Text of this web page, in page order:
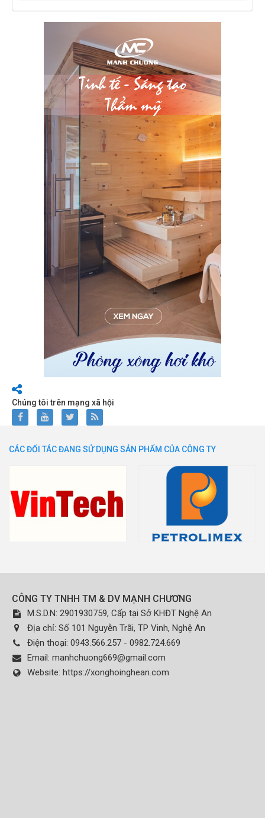
Chúng tôi trên mạng xã hội
CÁC ĐỐI TÁC ĐANG SỬ DỤNG SẢN PHẨM CỦA CÔNG TY
CÔNG TY TNHH TM & DV MẠNH CHƯƠNG
M.S.D.N: 2901930759, Cấp tại Sở KHĐT Nghệ An
Địa chỉ: Số 101 Nguyễn Trãi, TP Vinh, Nghệ An
Điện thoại: 0943.566.257 - 0982.724.669
Email: manhchuong669@gmail.com
Website: https://xonghoinghean.com